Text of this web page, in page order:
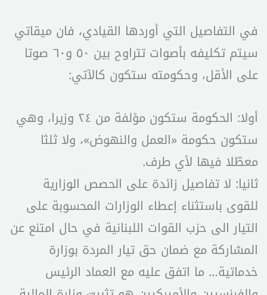
في التفاصيل التي أوردها القيادي، فان ميقاتي
سيتم تكليفه بأصوات تتراوح بين ٥٠ و٦٠ صوتا
على الأقل، وحكومته ستكون كالآتي:
أولا: الحكومة ستكون مؤلفة من ٢٤ وزيرا، وهي
ستكون حكومة «العمل والنهوض»، ولا ثلثا
معطّلا فيها لأي طرف.
ثانيا: لا تفاصيل زائدة على الحصص الوزارية
للقوى باستثناء إعطاء الوزارات المحسوبة على
التيار الى حزب القوات اللبنانية في حال امتنع عن
المشاركة مع ضمان حق تيار المردة بوزارة
خدماتية… ما اتفق عليه مع العماد الرئيس